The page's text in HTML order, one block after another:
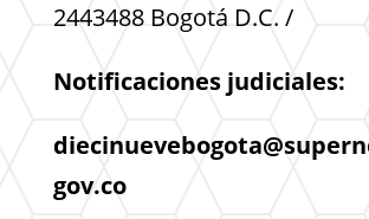
2443488 Bogotá D.C. /
Notificaciones judiciales:
gov.co